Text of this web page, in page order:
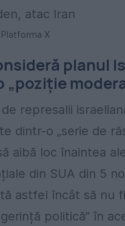
X
planul
„poziție
represalii
dintr-o „serie de
aibă loc înaintea
din SUA din 5
astfel încât să nu
politică” în